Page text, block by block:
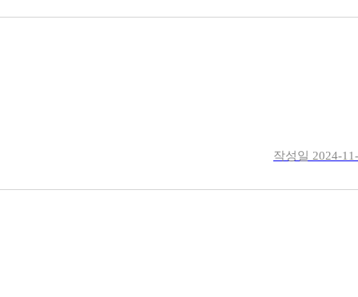
작성일 2024-